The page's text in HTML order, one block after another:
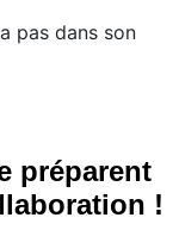
pas dans son
préparent
!